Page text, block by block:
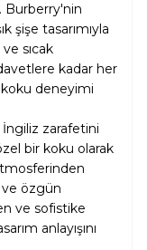
Burberry'nin
şişe tasarımıyla
sıcak
kadar her
deneyimi
zarafetini
bir koku olarak
özgün
ve sofistike
anlayışını